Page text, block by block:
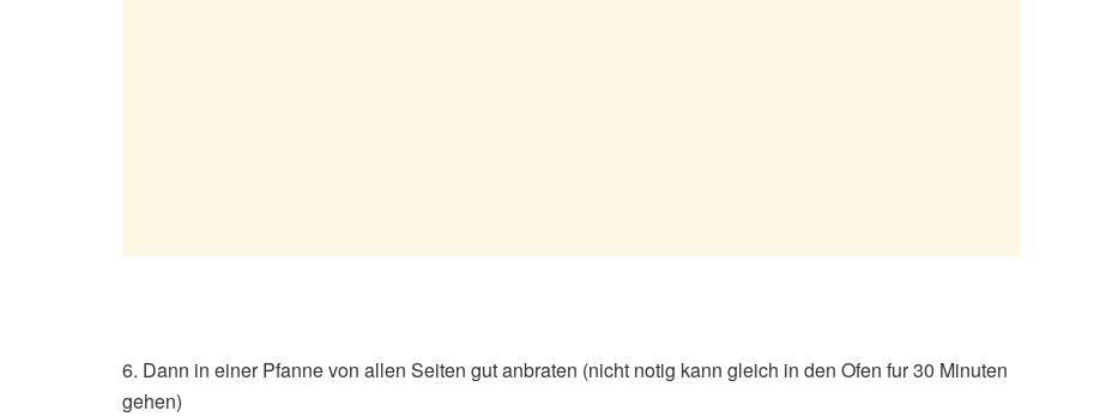
6. Dann in einer Pfanne von allen Seiten gut anbraten (nicht notig kann gleich in den Ofen fur 30 Minuten
gehen)